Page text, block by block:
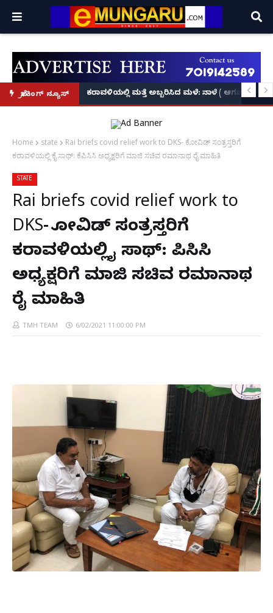
ಬ್ರೇಕಿಂಗ್ ನ್ಯೂಸ್‘ಭಕ್ತ ಪ್ರಹ್ಲಾದ’, ‘ಹೇ ರಾಮ್’!
ಕರಾವಳಿಯಲ್ಲಿ ಮತ್ತೆ ಅಬ್ಬರಿಸಿದ ಮಳೆ: ನಾಳೆ ( ಆಗಷ್ಟ್ 8)
Home state
Rai briefs covid relief work to DKS- ಕೋವಿಡ್ ಸಂತ್ರಸ್ತರಿಗೆ
ಕರಾವಳಿಯಲ್ಲಿ ಕೈ ಸಾಥ್: ಕೆಪಿಸಿಸಿ ಅಧ್ಯಕ್ಷರಿಗೆ ಮಾಜಿ ಸಚಿವ ರಮಾನಾಥ ರೈ ಮಾಹಿತಿ
STATE
Rai briefs covid relief work to
DKS- ಕೋವಿಡ್ ಸಂತ್ರಸ್ತರಿಗೆ
ಕರಾವಳಿಯಲ್ಲಿ ಕೈ ಸಾಥ್: ಕೆಪಿಸಿಸಿ
ಅಧ್ಯಕ್ಷರಿಗೆ ಮಾಜಿ ಸಚಿವ ರಮಾನಾಥ
ರೈ ಮಾಹಿತಿ
TMH TEAM 6/02/2021 11:00:00 PM